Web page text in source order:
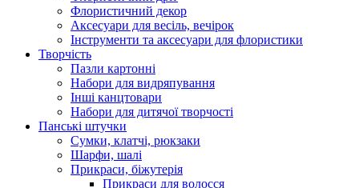
Флористичний декор
Аксесуари для весіль, вечірок
Інструменти та аксесуари для флористики
Творчість
Пазли картонні
Набори для видряпування
Інші канцтовари
Набори для дитячої творчості
Панські штучки
Сумки, клатчі, рюкзаки
Шарфи, шалі
Прикраси, біжутерія
Прикраси для волосся